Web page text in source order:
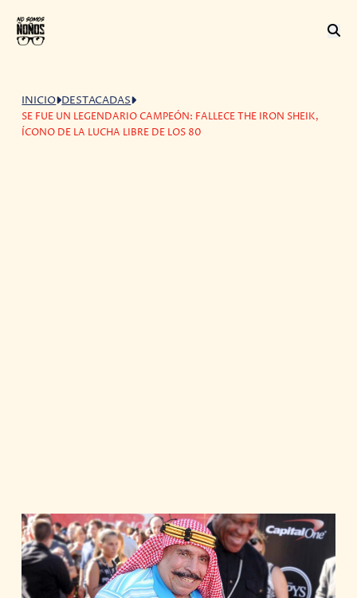
INICIO DESTACADAS
SE FUE UN LEGENDARIO CAMPEÓN: FALLECE THE IRON SHEIK,
ÍCONO DE LA LUCHA LIBRE DE LOS 80